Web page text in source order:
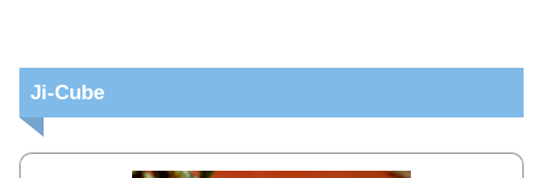
Ji-Cube